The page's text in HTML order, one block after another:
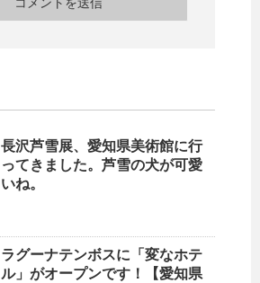
長沢芦雪展、愛知県美術館に行
ってきました。芦雪の犬が可愛
いね。
ラグーナテンボスに「変なホテ
ル」がオープンです！【愛知県